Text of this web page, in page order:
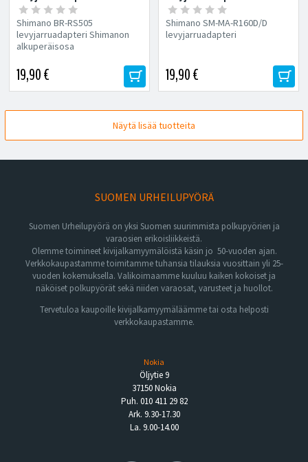
Shimano BR-RS505
levyjarruadapteri Shimanon
alkuperäisosa
19,90 €
Shimano SM-MA-R160D/D
levyjarruadapteri
19,90 €
Näytä lisää tuotteita
SUOMEN URHEILUPYÖRÄ
Suomen Urheilupyörä on yksi Suomen suurimmista polkupyörien ja
varaosien erikoisliikkeistä.
Olemme toimineet kivijalkamyymälöistä käsin jo 50-vuoden ajan.
Verkkokaupastamme toimitamme tuhansia tilauksia vuosittain yli 25-
vuoden kokemuksella. Valikoimaamme kuuluu kaiken kokoiset ja
näköiset polkupyörät sekä niiden varaosat, varusteet ja huollot.
Tervetuloa kaupoille kivijalkamyymäläämme tai osta helposti
verkkokaupastamme.
Nokia
Öljytie 9
37150 Nokia
Puh. 010 411 29 82
Ark. 9.30-17.30
La. 9.00-14.00